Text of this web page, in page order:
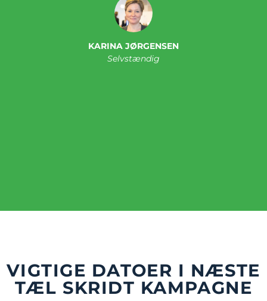
KARINA JØRGENSEN
Selvstændig
VIGTIGE DATOER I NÆSTE
TÆL SKRIDT KAMPAGNE